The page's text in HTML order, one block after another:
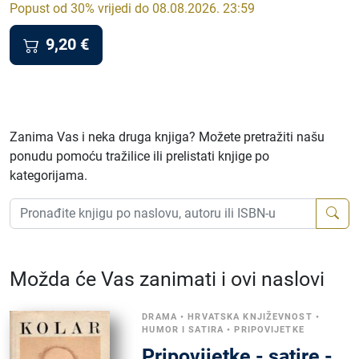
Popust od 30% vrijedi do 08.08.2026. 23:59
9,20 €
Zanima Vas i neka druga knjiga? Možete pretražiti našu
ponudu pomoću tražilice ili prelistati knjige po
kategorijama.
Možda će Vas zanimati i ovi naslovi
DRAMA •HRVATSKA KNJIŽEVNOST •
HUMOR I SATIRA •PRIPOVIJETKE